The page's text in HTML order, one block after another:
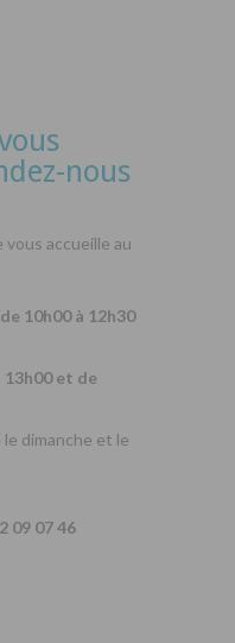
nous
vous accueille au
de 10h00 à 12h30
13h00 et de
dimanche et le
09 07 46